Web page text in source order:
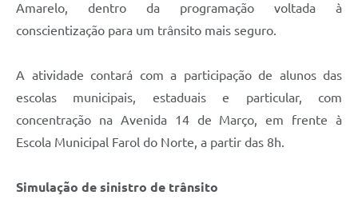
Amarelo, dentro da programação voltada à
conscientização para um trânsito mais seguro.
A atividade contará com a participação de alunos das
escolas municipais, estaduais e particular, com
concentração na Avenida 14 de Março, em frente à
Escola Municipal Farol do Norte, a partir das 8h.
Simulação de sinistro de trânsito